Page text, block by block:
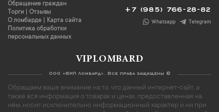
Обращение граждан
Торги
Отзывы
О ломбарде
Карта сайта
Политика обработки
персональных данных
+7 (985) 766-28-82
Whatsapp Telegram
VIPLOMBARD
ООО «ВИП Ломбард». Все права защищены ©
Обращаем ваше внимание на то, что данный интернет-сайт, а
также вся информация о товарах и ценах, предоставленная на
нём, носит исключительно информационный характер и ни при